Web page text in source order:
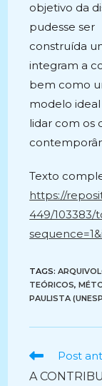
objetivo da
pudesse ser
construída
integram a
bem como
modelo
lidar com os
Texto
https://
449/103383/
TAGS:
TEÓRICOS,
PAULISTA
Ler
artigos
Post
A